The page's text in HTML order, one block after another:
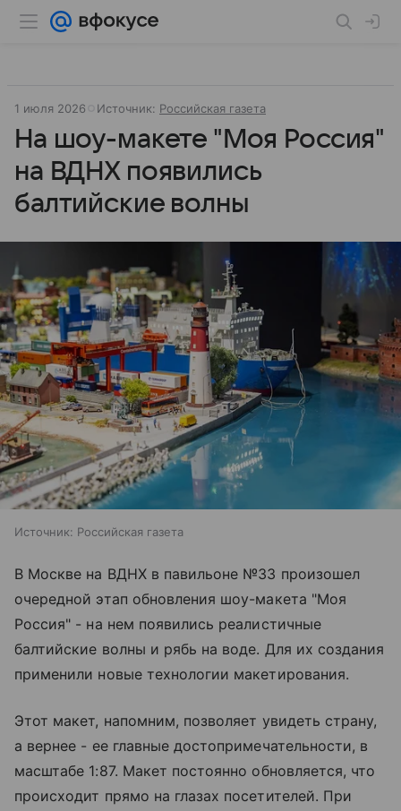
1 июля 2026 Источник: Российская газета
На шоу-макете "Моя Россия"
на ВДНХ появились
балтийские волны
Источник: Российская газета
В Москве на ВДНХ в павильоне №33 произошел
очередной этап обновления шоу-макета "Моя
Россия" - на нем появились реалистичные
балтийские волны и рябь на воде. Для их создания
применили новые технологии макетирования.
Этот макет, напомним, позволяет увидеть страну,
а вернее - ее главные достопримечательности, в
масштабе 1:87. Макет постоянно обновляется, что
происходит прямо на глазах посетителей. При